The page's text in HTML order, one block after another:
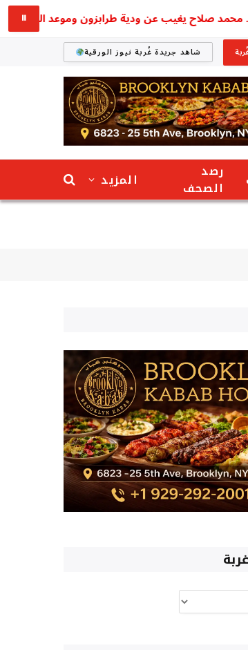
صلاح يغيب عن ودية طرابزون وموعد الظهور الأول
⏸
شاهد جريدة غُربة نيوز الورقية
رصد
الصحف
المزيد